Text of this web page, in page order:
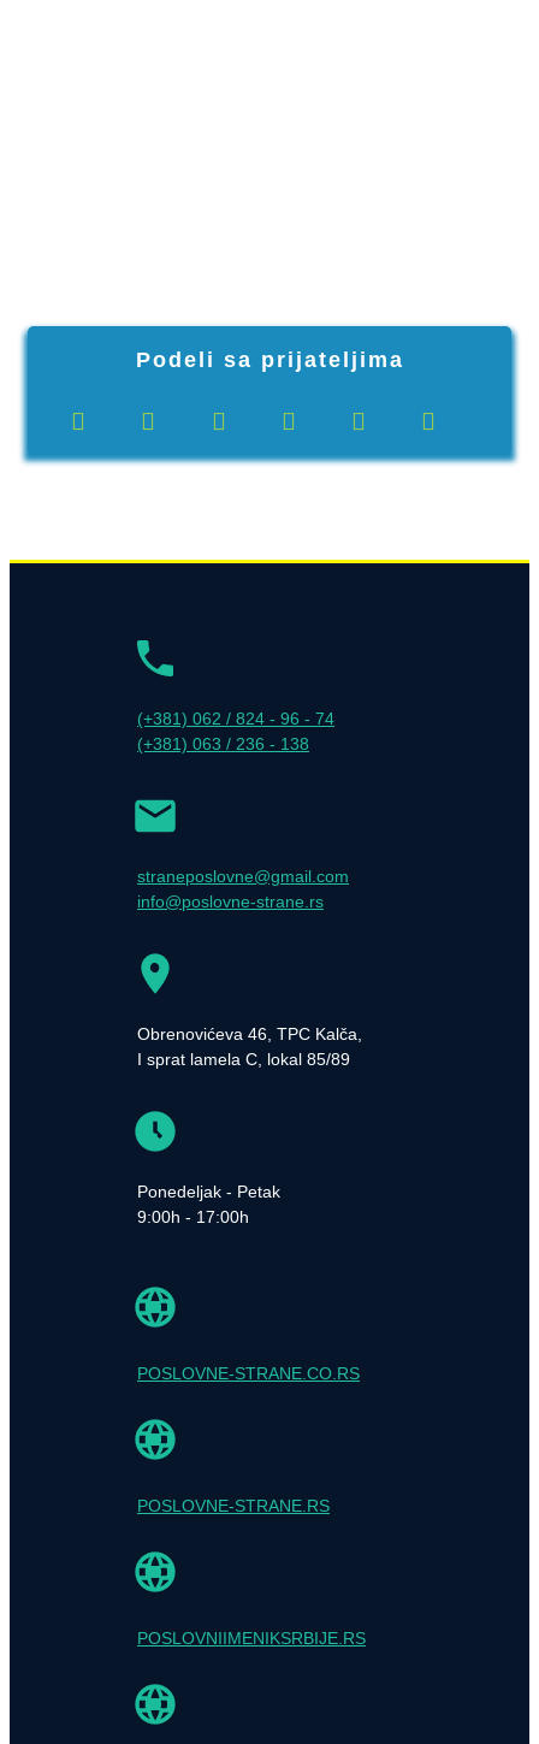
Podeli sa prijateljima
(+381) 062 / 824 - 96 - 74
(+381) 063 / 236 - 138
straneposlovne@gmail.com
info@poslovne-strane.rs
Obrenovićeva 46, TPC Kalča,
I sprat lamela C, lokal 85/89
Ponedeljak - Petak
9:00h - 17:00h
POSLOVNE-STRANE.CO.RS
POSLOVNE-STRANE.RS
POSLOVNIIMENIKSRBIJE.RS